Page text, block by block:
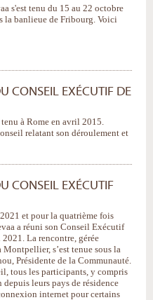
s'est tenu du 15 au 22 octobre
la banlieue de Fribourg. Voici
CONSEIL EXÉCUTIF DE
à Rome en avril 2015.
relatant son déroulement et
CONSEIL EXÉCUTIF
et pour la quatrième fois
a réuni son Conseil Exécutif
La rencontre, gérée
s’est tenue sous la
Présidente de la Communauté.
tous les participants, y compris
leurs pays de résidence
internet pour certains